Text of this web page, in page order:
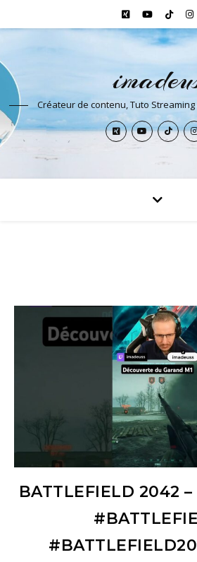
Créateur de contenu, Tuto
BATTLEFIELD 2042 –